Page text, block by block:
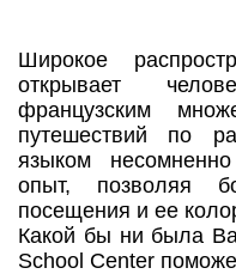
Широкое
открывает
французским
путешествий по
языком
опыт, позволяя
посещения и ее
Какой бы ни была
School Center